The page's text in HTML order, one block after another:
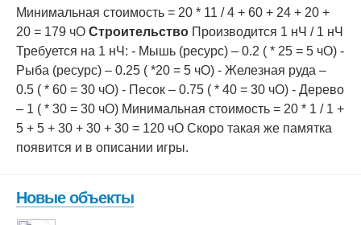
Минимальная стоимость = 20 * 11 / 4 + 60 + 24 + 20 +
20 = 179 чО Строительство Производится 1 нЧ / 1 нЧ
Требуется на 1 нЧ: - Мышь (ресурс) – 0.2 ( * 25 = 5 чО) -
Рыба (ресурс) – 0.25 ( *20 = 5 чО) - Железная руда –
0.5 ( * 60 = 30 чО) - Песок – 0.75 ( * 40 = 30 чО) - Дерево
– 1 ( * 30 = 30 чО) Минимальная стоимость = 20 * 1 / 1 +
5 + 5 + 30 + 30 + 30 = 120 чО Скоро такая же памятка
появится и в описании игры.
Новые объекты